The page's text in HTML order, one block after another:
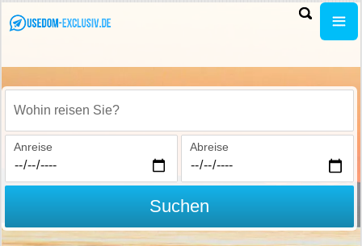
Wohin reisen Sie?
Anreise Abreise
Suchen